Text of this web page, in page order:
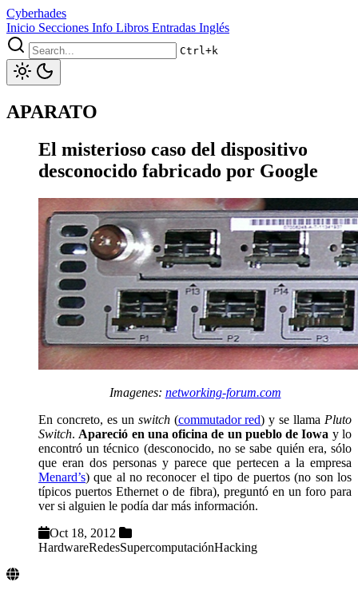
Cyberhades
Inicio Secciones Info Libros Entradas Inglés
Ctrl+k
APARATO
El misterioso caso del dispositivo
desconocido fabricado por Google
Imagenes: networking-forum.com
En concreto, es un switch(commutador red) y se llama Pluto
Switch. Apareció en una oficina de un pueblo de Iowa y lo
encontró un técnico (desconocido, no se sabe quién era, sólo
que eran dos personas y parece que pertecen a la empresa
Menard’s) que al no reconocer el tipo de puertos (no son los
típicos puertos Ethernet o de fibra), preguntó en un foro para
ver si alguien le podía dar más información.
Oct 18, 2012
HardwareRedesSupercomputaciónHacking